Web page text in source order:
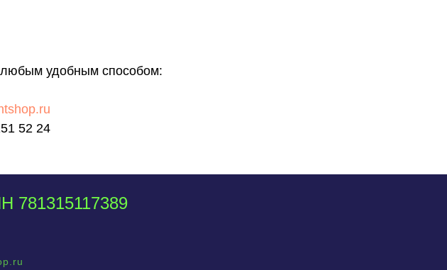
удобным способом:
52 24
781315117389